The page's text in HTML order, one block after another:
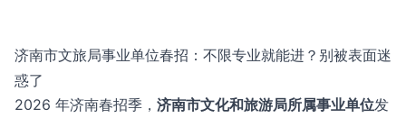
济南市文旅局事业单位春招：不限专业就能进？别被表面迷
惑了
2026 年济南春招季， 济南市文化和旅游局所属事业单位发